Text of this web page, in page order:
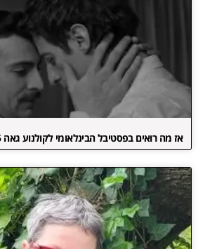
אז מה רואים בפסטיבל הבינלאומי לקולנוע גאה TLVFEST 2025?